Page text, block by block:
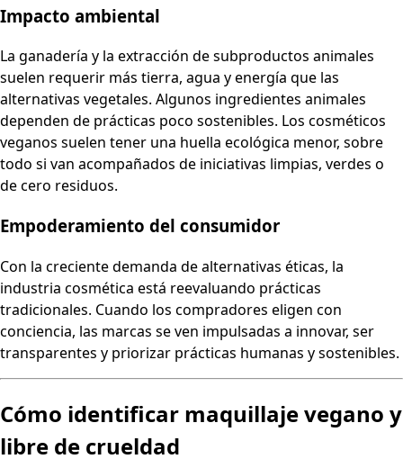
Impacto ambiental
La ganadería y la extracción de subproductos animales
suelen requerir más tierra, agua y energía que las
alternativas vegetales. Algunos ingredientes animales
dependen de prácticas poco sostenibles. Los cosméticos
veganos suelen tener una huella ecológica menor, sobre
todo si van acompañados de iniciativas limpias, verdes o
de cero residuos.
Empoderamiento del consumidor
Con la creciente demanda de alternativas éticas, la
industria cosmética está reevaluando prácticas
tradicionales. Cuando los compradores eligen con
conciencia, las marcas se ven impulsadas a innovar, ser
transparentes y priorizar prácticas humanas y sostenibles.
Cómo identificar maquillaje vegano y
libre de crueldad